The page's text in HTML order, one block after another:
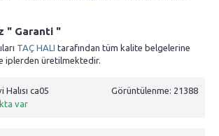
" Garanti "
TAÇ HALI tarafından tüm kalite belgelerine
iplerden üretilmektedir.
Görüntülenme: 21388
Halısı ca05
var